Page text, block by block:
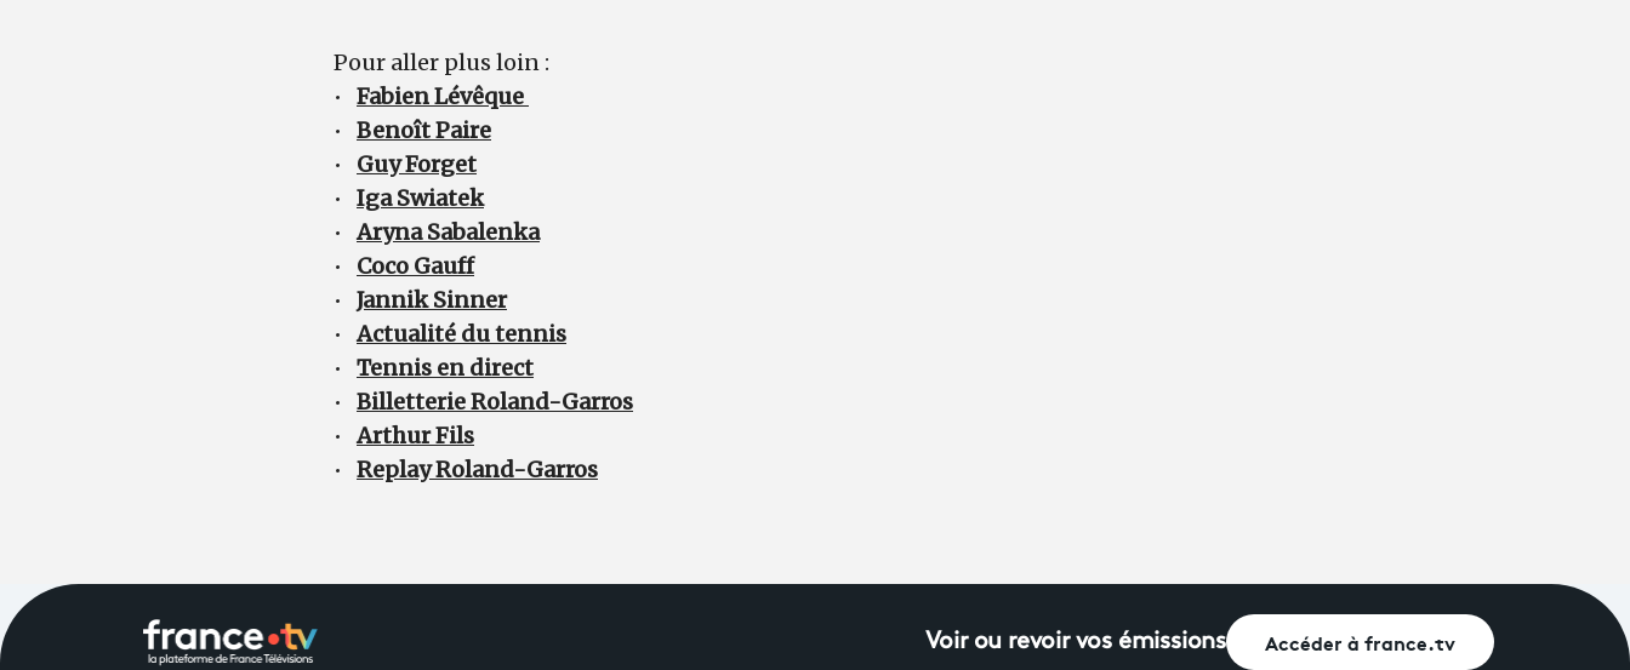
Pour aller plus loin :
• Fabien Lévêque
• Benoît Paire
• Guy Forget
• Iga Swiatek
•Aryna Sabalenka
• Coco Gauff
• Jannik Sinner
•Actualité du tennis
• Tennis en direct
• Billetterie Roland-Garros
•Arthur Fils
• Replay Roland-Garros
Voir ou revoir vos émissions Accéder à france.tv